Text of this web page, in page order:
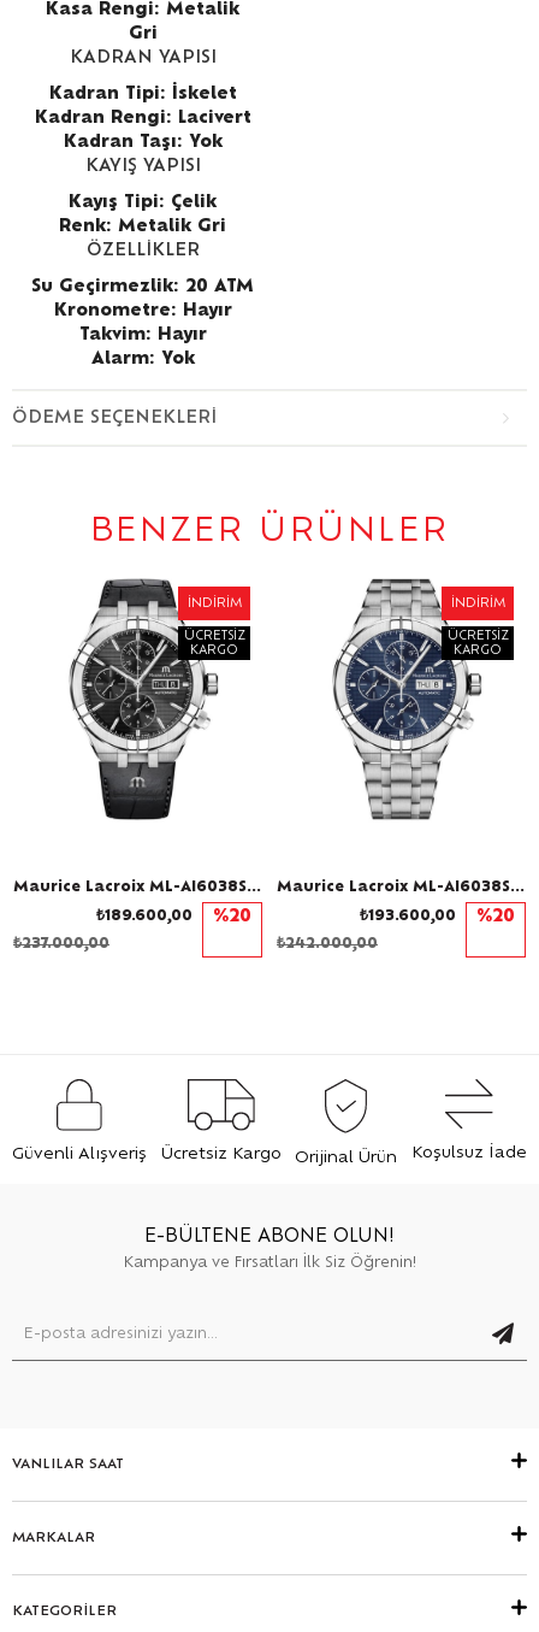
Kasa Rengi: Metalik
Gri
KADRAN YAPISI
Kadran Tipi: İskelet
Kadran Rengi: Lacivert
Kadran Taşı: Yok
KAYIŞ YAPISI
Kayış Tipi: Çelik
Renk: Metalik Gri
ÖZELLİKLER
Su Geçirmezlik: 20 ATM
Kronometre: Hayır
Takvim: Hayır
Alarm: Yok
ÖDEME SEÇENEKLERI
BENZER ÜRÜNLER
Maurice Lacroix ML-AI6038SS001330-1 Erkek Kol Saati
İNDIRIM
ÜCRETSIZ
KARGO
₺189.600,00
₺237.000,00
%20
Maurice Lacroix ML-AI6038SS002430-1 Erkek Kol Saati
İNDIRIM
ÜCRETSIZ
KARGO
₺193.600,00
₺242.000,00
%20
Güvenli Alışveriş Ücretsiz Kargo Orijinal Ürün Koşulsuz İade
E-BÜLTENE ABONE OLUN!
Kampanya ve Fırsatları İlk Siz Öğrenin!
VANLILAR SAAT
MARKALAR
KATEGORİLER